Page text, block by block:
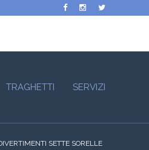
TRAGHETTI SERVIZI
SETTE SORELLE